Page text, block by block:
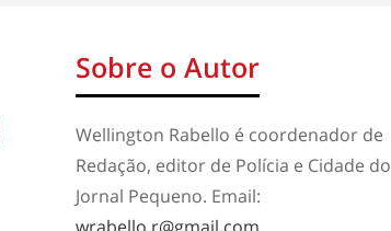
Sobre o Autor
Wellington Rabello é coordenador de
Redação, editor de Polícia e Cidade do
Jornal Pequeno. Email: